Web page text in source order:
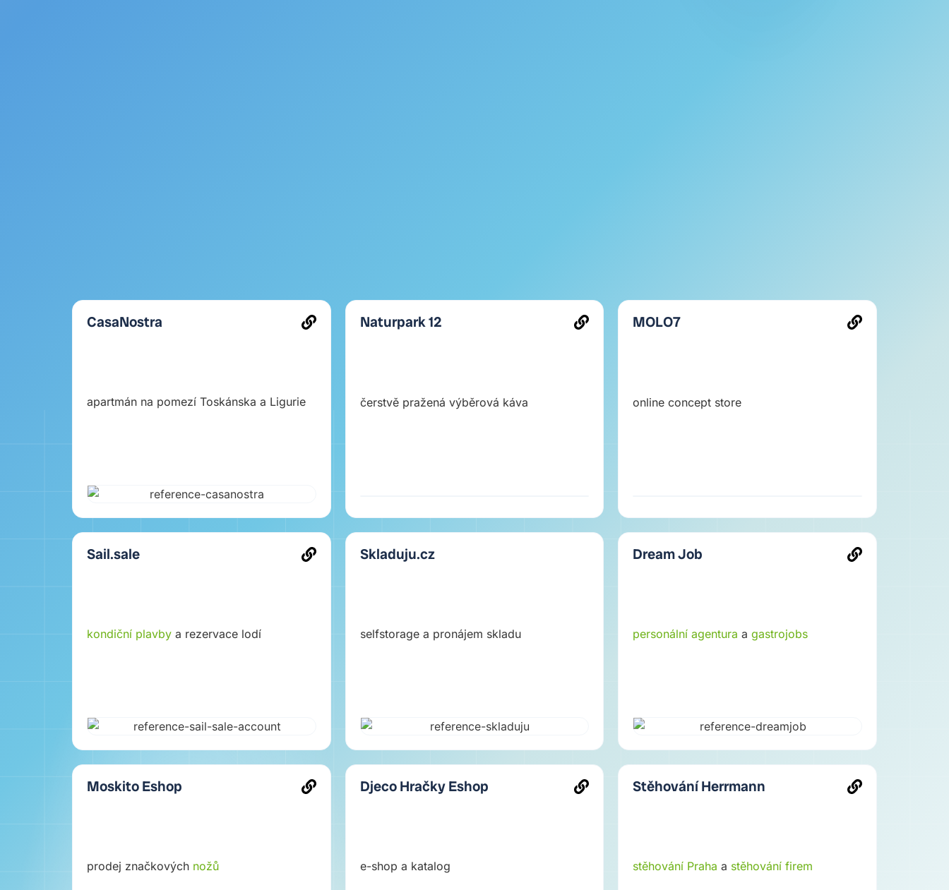
CasaNostra
apartmán na pomezí Toskánska a Ligurie
Naturpark 12
čerstvě pražená výběrová káva
MOLO7
online concept store
Sail.sale
kondiční plavby a rezervace lodí
Skladuju.cz
selfstorage a pronájem skladu
Dream Job
personální agentura agastrojobs
Moskito Eshop
prodej značkových nožů
Djeco Hračky Eshop
e-shop a katalog
Stěhování Herrmann
stěhování Praha a stěhování firem